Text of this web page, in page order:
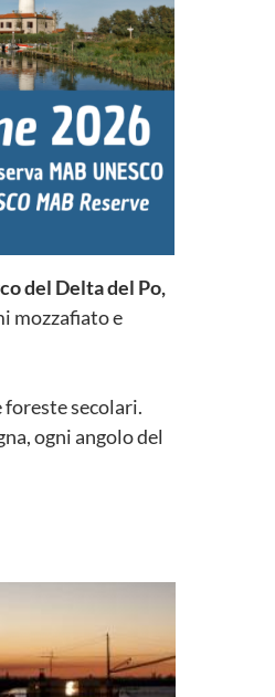
del Delta del Po,
mozzafiato e
secolari.
ogni angolo del